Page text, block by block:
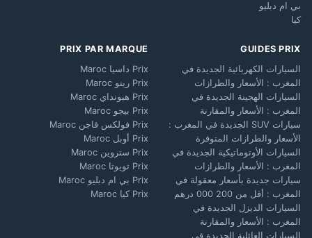
بي ام دبليو
كيا
GUIDES PRIX
السيارات الكهربائية الجديدة في
المغرب : الأسعار والطرازات
السيارات الهجينة الجديدة في
المغرب : الأسعار والمقارنة
سيارات SUV الجديدة في المغرب :
الأسعار والطرازات المتوفرة
السيارات الأوتوماتيكية الجديدة في
المغرب : الأسعار والطرازات
سيارات جديدة بأسعار معقولة في
المغرب : أقل من 200 000 درهم
السيارات الديزل الجديدة في
المغرب : الأسعار والمقارنة
السيارات العائلية الجديدة في
PRIX PAR MARQUE
Prix داسيا Maroc
Prix رينو Maroc
Prix هيونداي Maroc
Prix بيجو Maroc
Prix فولكس فاجن Maroc
Prix أوبل Maroc
Prix ستروين Maroc
Prix تويوتا Maroc
Prix بي ام دبليو Maroc
Prix كيا Maroc